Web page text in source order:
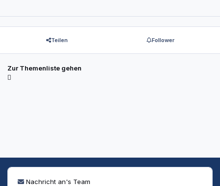
Teilen Follower
Zur Themenliste gehen
Nachricht an's Team